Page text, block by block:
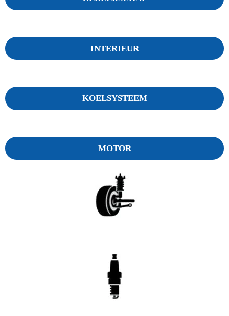
INTERIEUR
KOELSYSTEEM
MOTOR